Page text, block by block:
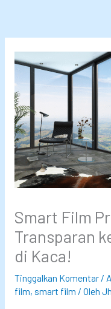
konten
Smart Film
Transparan
di Kaca!
Tinggalkan Komentar /
film, smart film / Oleh